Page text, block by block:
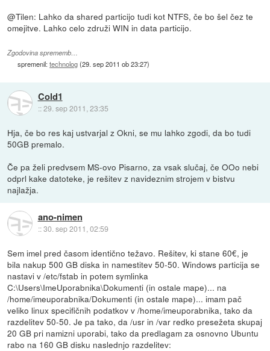
@Tilen: Lahko da shared particijo tudi kot NTFS, če bo šel čez te
omejitve. Lahko celo združi WIN in data particijo.
Zgodovina sprememb…
spremenil:technolog(29. sep 2011 ob 23:27)
Cold1
::29. sep 2011, 23:35
Hja, če bo res kaj ustvarjal z Okni, se mu lahko zgodi, da bo tudi
50GB premalo.
Če pa želi predvsem MS-ovo Pisarno, za vsak slučaj, če OOo nebi
odprl kake datoteke, je rešitev z navideznim strojem v bistvu
najlažja.
ano-nimen
::30. sep 2011, 02:59
Sem imel pred časom identično težavo. Rešitev, ki stane 60€, je
bila nakup 500 GB diska in namestitev 50-50. Windows particija se
nastavi v /etc/fstab in potem symlinka
C:\Users\ImeUporabnika\Dokumenti (in ostale mape)... na
/home/imeuporabnika/Dokumenti (in ostale mape)... imam pač
veliko linux specifičnih podatkov v /home/imeuporabnika, tako da
razdelitev 50-50. Je pa tako, da /usr in /var redko presežeta skupaj
20 GB pri namizni uporabi, tako da predlagam za osnovno Ubuntu
rabo na 160 GB disku naslednjo razdelitev: